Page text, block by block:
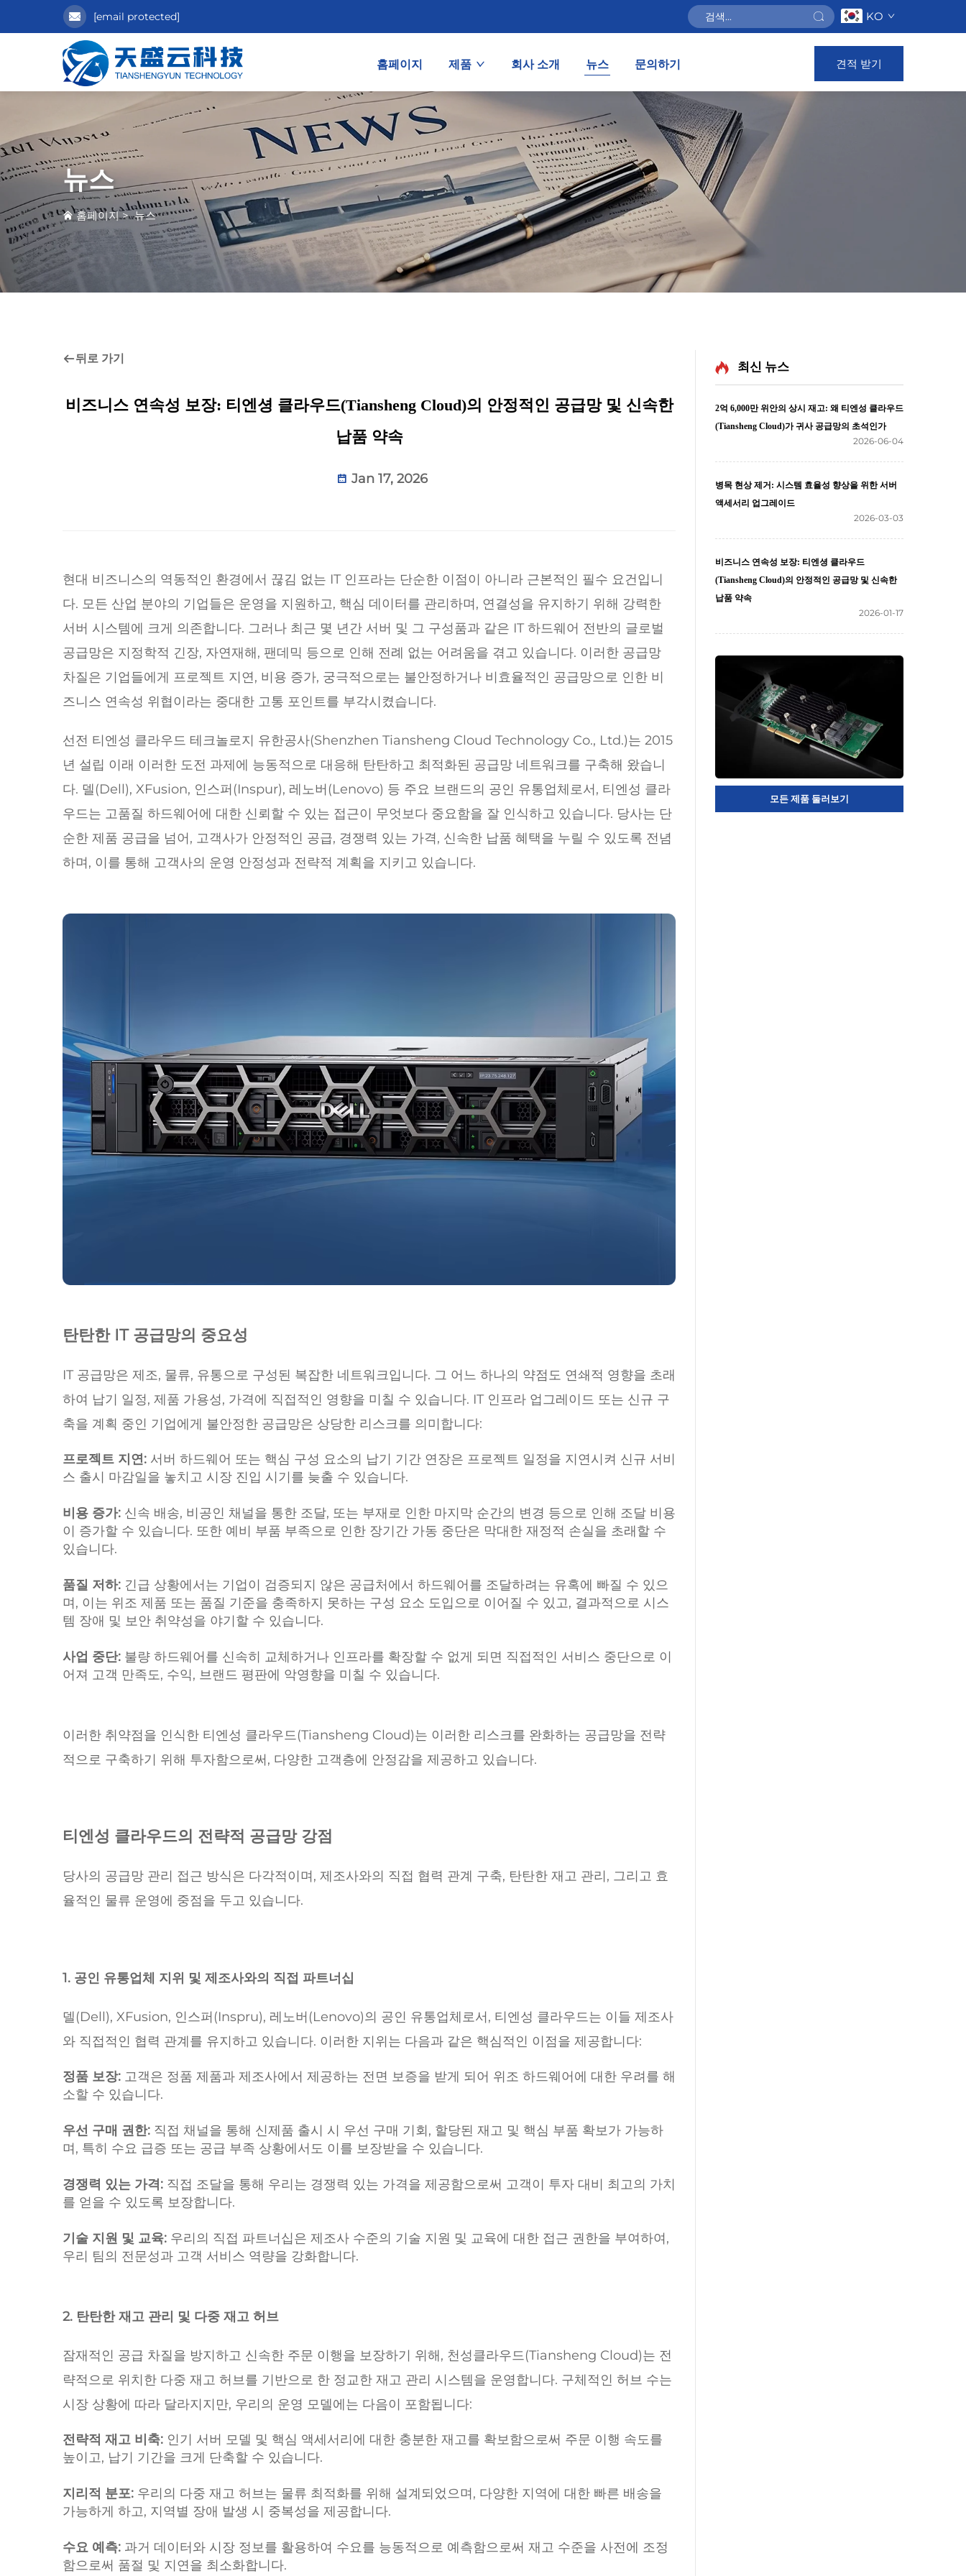
[email protected] KO
홈페이지 제품 회사 소개 뉴스 문의하기 견적 받기
뉴스
홈페이지>뉴스
뒤로 가기
비즈니스 연속성 보장: 티엔셩 클라우드(Tiansheng Cloud)의 안정적인 공급망 및 신속한
납품 약속
Jan 17, 2026
현대 비즈니스의 역동적인 환경에서 끊김 없는 IT 인프라는 단순한 이점이 아니라 근본적인 필수 요건입니
다. 모든 산업 분야의 기업들은 운영을 지원하고, 핵심 데이터를 관리하며, 연결성을 유지하기 위해 강력한
서버 시스템에 크게 의존합니다. 그러나 최근 몇 년간 서버 및 그 구성품과 같은 IT 하드웨어 전반의 글로벌
공급망은 지정학적 긴장, 자연재해, 팬데믹 등으로 인해 전례 없는 어려움을 겪고 있습니다. 이러한 공급망
차질은 기업들에게 프로젝트 지연, 비용 증가, 궁극적으로는 불안정하거나 비효율적인 공급망으로 인한 비
즈니스 연속성 위협이라는 중대한 고통 포인트를 부각시켰습니다.
선전 티엔성 클라우드 테크놀로지 유한공사(Shenzhen Tiansheng Cloud Technology Co., Ltd.)는 2015
년 설립 이래 이러한 도전 과제에 능동적으로 대응해 탄탄하고 최적화된 공급망 네트워크를 구축해 왔습니
다. 델(Dell), XFusion, 인스퍼(Inspur), 레노버(Lenovo) 등 주요 브랜드의 공인 유통업체로서, 티엔성 클라
우드는 고품질 하드웨어에 대한 신뢰할 수 있는 접근이 무엇보다 중요함을 잘 인식하고 있습니다. 당사는 단
순한 제품 공급을 넘어, 고객사가 안정적인 공급, 경쟁력 있는 가격, 신속한 납품 혜택을 누릴 수 있도록 전념
하며, 이를 통해 고객사의 운영 안정성과 전략적 계획을 지키고 있습니다.
탄탄한 IT 공급망의 중요성
IT 공급망은 제조, 물류, 유통으로 구성된 복잡한 네트워크입니다. 그 어느 하나의 약점도 연쇄적 영향을 초래
하여 납기 일정, 제품 가용성, 가격에 직접적인 영향을 미칠 수 있습니다. IT 인프라 업그레이드 또는 신규 구
축을 계획 중인 기업에게 불안정한 공급망은 상당한 리스크를 의미합니다:
프로젝트 지연: 서버 하드웨어 또는 핵심 구성 요소의 납기 기간 연장은 프로젝트 일정을 지연시켜 신규 서비
스 출시 마감일을 놓치고 시장 진입 시기를 늦출 수 있습니다.
비용 증가: 신속 배송, 비공인 채널을 통한 조달, 또는 부재로 인한 마지막 순간의 변경 등으로 인해 조달 비용
이 증가할 수 있습니다. 또한 예비 부품 부족으로 인한 장기간 가동 중단은 막대한 재정적 손실을 초래할 수
있습니다.
품질 저하: 긴급 상황에서는 기업이 검증되지 않은 공급처에서 하드웨어를 조달하려는 유혹에 빠질 수 있으
며, 이는 위조 제품 또는 품질 기준을 충족하지 못하는 구성 요소 도입으로 이어질 수 있고, 결과적으로 시스
템 장애 및 보안 취약성을 야기할 수 있습니다.
사업 중단: 불량 하드웨어를 신속히 교체하거나 인프라를 확장할 수 없게 되면 직접적인 서비스 중단으로 이
어져 고객 만족도, 수익, 브랜드 평판에 악영향을 미칠 수 있습니다.
이러한 취약점을 인식한 티엔성 클라우드(Tiansheng Cloud)는 이러한 리스크를 완화하는 공급망을 전략
적으로 구축하기 위해 투자함으로써, 다양한 고객층에 안정감을 제공하고 있습니다.
티엔성 클라우드의 전략적 공급망 강점
당사의 공급망 관리 접근 방식은 다각적이며, 제조사와의 직접 협력 관계 구축, 탄탄한 재고 관리, 그리고 효
율적인 물류 운영에 중점을 두고 있습니다.
1. 공인 유통업체 지위 및 제조사와의 직접 파트너십
델(Dell), XFusion, 인스퍼(Inspru), 레노버(Lenovo)의 공인 유통업체로서, 티엔성 클라우드는 이들 제조사
와 직접적인 협력 관계를 유지하고 있습니다. 이러한 지위는 다음과 같은 핵심적인 이점을 제공합니다:
정품 보장: 고객은 정품 제품과 제조사에서 제공하는 전면 보증을 받게 되어 위조 하드웨어에 대한 우려를 해
소할 수 있습니다.
우선 구매 권한: 직접 채널을 통해 신제품 출시 시 우선 구매 기회, 할당된 재고 및 핵심 부품 확보가 가능하
며, 특히 수요 급증 또는 공급 부족 상황에서도 이를 보장받을 수 있습니다.
경쟁력 있는 가격: 직접 조달을 통해 우리는 경쟁력 있는 가격을 제공함으로써 고객이 투자 대비 최고의 가치
를 얻을 수 있도록 보장합니다.
기술 지원 및 교육: 우리의 직접 파트너십은 제조사 수준의 기술 지원 및 교육에 대한 접근 권한을 부여하여,
우리 팀의 전문성과 고객 서비스 역량을 강화합니다.
2. 탄탄한 재고 관리 및 다중 재고 허브
잠재적인 공급 차질을 방지하고 신속한 주문 이행을 보장하기 위해, 천성클라우드(Tiansheng Cloud)는 전
략적으로 위치한 다중 재고 허브를 기반으로 한 정교한 재고 관리 시스템을 운영합니다. 구체적인 허브 수는
시장 상황에 따라 달라지지만, 우리의 운영 모델에는 다음이 포함됩니다:
전략적 재고 비축: 인기 서버 모델 및 핵심 액세서리에 대한 충분한 재고를 확보함으로써 주문 이행 속도를
높이고, 납기 기간을 크게 단축할 수 있습니다.
지리적 분포: 우리의 다중 재고 허브는 물류 최적화를 위해 설계되었으며, 다양한 지역에 대한 빠른 배송을
가능하게 하고, 지역별 장애 발생 시 중복성을 제공합니다.
수요 예측: 과거 데이터와 시장 정보를 활용하여 수요를 능동적으로 예측함으로써 재고 수준을 사전에 조정
함으로써 품절 및 지연을 최소화합니다.
최신 뉴스
2억 6,000만 위안의 상시 재고: 왜 티엔성 클라우드
(Tiansheng Cloud)가 귀사 공급망의 초석인가
2026-06-04
병목 현상 제거: 시스템 효율성 향상을 위한 서버
액세서리 업그레이드
2026-03-03
비즈니스 연속성 보장: 티엔셩 클라우드
(Tiansheng Cloud)의 안정적인 공급망 및 신속한
납품 약속
2026-01-17
모든 제품 둘러보기